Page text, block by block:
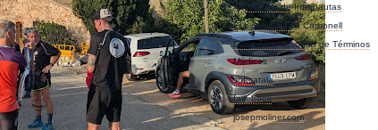
Asociación de Internautas
El bloc d'Eudald Carbonell
Diccionario Ilustrado de Términos
Médicos
softcatala
facebook
josepmoliner.com